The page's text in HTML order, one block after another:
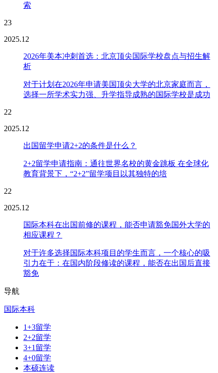
索
23
2025.12
2026年美本冲刺首选：北京顶尖国际学校盘点与招生解
析
对于计划在2026年申请美国顶尖大学的北京家庭而言，
选择一所学术实力强、升学指导成熟的国际学校是成功
22
2025.12
出国留学申请2+2的条件是什么？
2+2留学申请指南：通往世界名校的黄金跳板 在全球化
教育背景下，“2+2”留学项目以其独特的培
22
2025.12
国际本科在出国前修的课程，能否申请豁免国外大学的
相应课程？
对于许多选择国际本科项目的学生而言，一个核心的吸
引力在于：在国内阶段修读的课程，能否在出国后直接
豁免
导航
国际本科
1+3留学
2+2留学
3+1留学
4+0留学
本硕连读